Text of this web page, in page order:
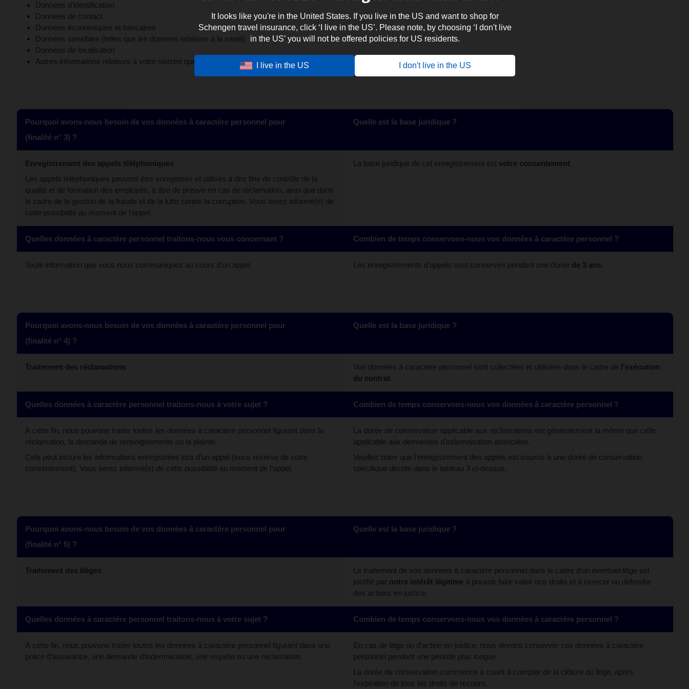
It looks like you're in the United States. If you live in the US and want to shop for
Schengen travel insurance, click ‘I live in the US’. Please note, by choosing ‘I don't live
in the US’ you will not be offered policies for US residents.
I live in the US I don't live in the US
Données d’identification
Données de contact
Données économiques et bancaires
Données sensibles (telles que les données relatives à la santé)
Données de localisation
Autres informations relatives à votre sinistre que vous pouvez nous communiquer
Pourquoi avons-nous besoin de vos données à caractère personnel pour
(finalité n° 3) ?
Quelle est la base juridique ?
Enregistrement des appels téléphoniques
Les appels téléphoniques peuvent être enregistrés et utilisés à des fins de contrôle de la
qualité et de formation des employés, à titre de preuve en cas de réclamation, ainsi que dans
le cadre de la gestion de la fraude et de la lutte contre la corruption. Vous serez informé(e) de
cette possibilité au moment de l’appel.
La base juridique de cet enregistrement est votre consentement.
Quelles données à caractère personnel traitons-nous vous concernant ? Combien de temps conservons-nous vos données à caractère personnel ?
Toute information que vous nous communiquez au cours d'un appel. Les enregistrements d'appels sont conservés pendant une durée de 3 ans.
Pourquoi avons-nous besoin de vos données à caractère personnel pour
(finalité n° 4) ?
Quelle est la base juridique ?
Traitement des réclamations Vos données à caractère personnel sont collectées et utilisées dans le cadre de l'exécution
du contrat.
Quelles données à caractère personnel traitons-nous à votre sujet ? Combien de temps conservons-nous vos données à caractère personnel ?
À cette fin, nous pouvons traiter toutes les données à caractère personnel figurant dans la
réclamation, la demande de renseignements ou la plainte.
Cela peut inclure les informations enregistrées lors d’un appel (sous réserve de votre
consentement). Vous serez informé(e) de cette possibilité au moment de l’appel.
La durée de conservation applicable aux réclamations est généralement la même que celle
applicable aux demandes d'indemnisation associées.
Veuillez noter que l'enregistrement des appels est soumis à une durée de conservation
spécifique décrite dans le tableau 3 ci-dessus.
Pourquoi avons-nous besoin de vos données à caractère personnel pour
(finalité n° 5) ?
Quelle est la base juridique ?
Traitement des litiges
Le traitement de vos données à caractère personnel dans le cadre d’un éventuel litige est
justifié par notre intérêt légitime à pouvoir faire valoir nos droits et à exercer ou défendre
des actions en justice.
Quelles données à caractère personnel traitons-nous à votre sujet ? Combien de temps conservons-nous vos données à caractère personnel ?
À cette fin, nous pouvons traiter toutes les données à caractère personnel figurant dans une
police d’assurance, une demande d’indemnisation, une requête ou une réclamation.
En cas de litige ou d’action en justice, nous devons conserver ces données à caractère
personnel pendant une période plus longue.
La durée de conservation commence à courir à compter de la clôture du litige, après
l’expiration de tous les droits de recours.